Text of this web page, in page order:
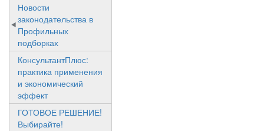
Новости
законодательства в
Профильных
подборках
КонсультантПлюс:
практика применения
и экономический
эффект
ГОТОВОЕ РЕШЕНИЕ!
Выбирайте!